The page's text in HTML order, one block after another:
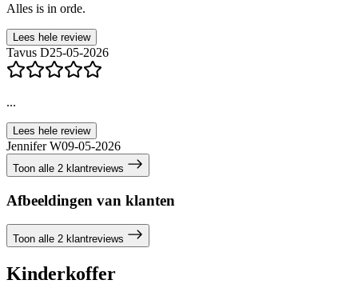
Alles is in orde.
Lees hele review
Tavus D25-05-2026
...
Lees hele review
Jennifer W09-05-2026
Toon alle 2 klantreviews
Afbeeldingen van klanten
Toon alle 2 klantreviews
Kinderkoffer